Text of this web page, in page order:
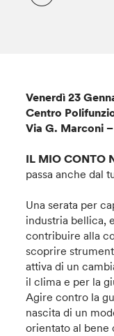
Venerdì 23
Centro
Via G. Marconi
IL MIO CONTO
passa anche dal
Una serata per
industria bellica,
contribuire alla
scoprire
attiva di un
il clima e per la
Agire contro la
nascita di un
orientato al bene